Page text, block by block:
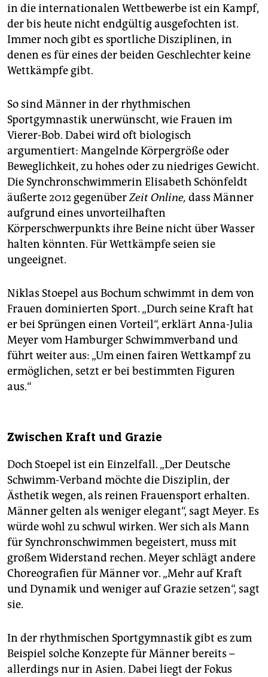
in die internationalen Wettbewerbe ist ein Kampf,
der bis heute nicht endgültig ausgefochten ist.
Immer noch gibt es sportliche Disziplinen, in
denen es für eines der beiden Geschlechter keine
Wettkämpfe gibt.
So sind Männer in der rhythmischen
Sportgymnastik unerwünscht, wie Frauen im
Vierer-Bob. Dabei wird oft biologisch
argumentiert: Mangelnde Körpergröße oder
Beweglichkeit, zu hohes oder zu niedriges Gewicht.
Die Synchronschwimmerin Elisabeth Schönfeldt
äußerte 2012 gegenüberZeit Online, dass Männer
aufgrund eines unvorteilhaften
Körperschwerpunkts ihre Beine nicht über Wasser
halten könnten. Für Wettkämpfe seien sie
ungeeignet.
Niklas Stoepel aus Bochum schwimmt in dem von
Frauen dominierten Sport. „Durch seine Kraft hat
er bei Sprüngen einen Vorteil“, erklärt Anna-Julia
Meyer vom Hamburger Schwimmverband und
führt weiter aus: „Um einen fairen Wettkampf zu
ermöglichen, setzt er bei bestimmten Figuren
aus.“
Zwischen Kraft und Grazie
Doch Stoepel ist ein Einzelfall. „Der Deutsche
Schwimm-Verband möchte die Disziplin, der
Ästhetik wegen, als reinen Frauensport erhalten.
Männer gelten als weniger elegant“, sagt Meyer. Es
würde wohl zu schwul wirken. Wer sich als Mann
für Synchronschwimmen begeistert, muss mit
großem Widerstand rechen. Meyer schlägt andere
Choreografien für Männer vor. „Mehr auf Kraft
und Dynamik und weniger auf Grazie setzen“, sagt
sie.
In der rhythmischen Sportgymnastik gibt es zum
Beispiel solche Konzepte für Männer bereits –
allerdings nur in Asien. Dabei liegt der Fokus